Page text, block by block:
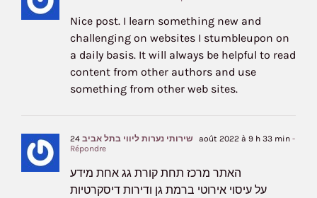
Nice post. I learn something new and
challenging on websites I stumbleupon on
a daily basis. It will always be helpful to read
content from other authors and use
something from other web sites.
שירותי נערות ליווי בתל אביב 24 août 2022 à 9 h 33 min -
Répondre
האתר מרכז תחת קורת גג אחת מידע
על עיסוי אירוטי ברמת גן ודירות דיסקרטיות